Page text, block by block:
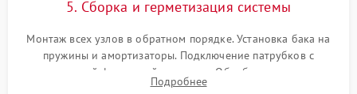
5. Сборка и герметизация системы
Монтаж всех узлов в обратном порядке. Установка бака на
пружины и амортизаторы. Подключение патрубков с
надежной фиксацией хомутами. Обработка стыков
герметиком для предотвращения возможных протечек воды.
Подробнее